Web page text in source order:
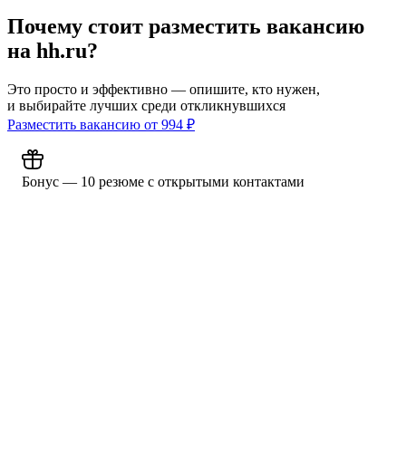
Почему стоит разместить вакансию
на hh.ru?
Это просто и эффективно — опишите, кто нужен,
и выбирайте лучших среди откликнувшихся
Разместить вакансию от 994 ₽
Бонус — 10 резюме с открытыми контактами